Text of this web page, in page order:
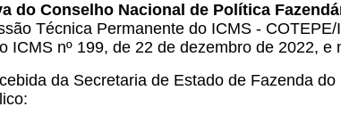
do Conselho Nacional de Política
Técnica Permanente do ICMS -
ICMS nº 199, de 22 de dezembro de 2022,
da Secretaria de Estado de Fazenda